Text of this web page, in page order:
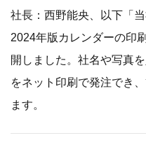
社長：西野能央、以下「
2024年版カレンダーの印
開しました。社名や写真
をネット印刷で発注でき
ます。